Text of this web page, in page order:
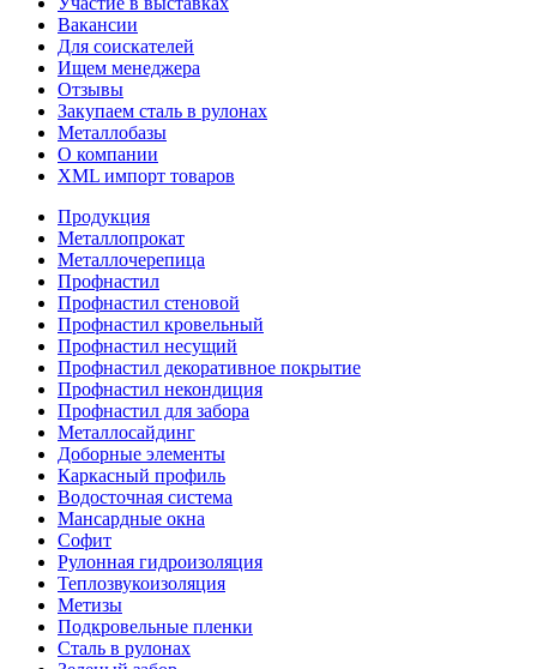
Вакансии
Для соискателей
Ищем менеджера
Отзывы
Закупаем сталь в рулонах
Металлобазы
О компании
XML импорт товаров
Продукция
Металлопрокат
Металлочерепица
Профнастил
Профнастил стеновой
Профнастил кровельный
Профнастил несущий
Профнастил декоративное покрытие
Профнастил некондиция
Профнастил для забора
Металлосайдинг
Доборные элементы
Каркасный профиль
Водосточная система
Мансардные окна
Софит
Рулонная гидроизоляция
Теплозвукоизоляция
Метизы
Подкровельные пленки
Сталь в рулонах